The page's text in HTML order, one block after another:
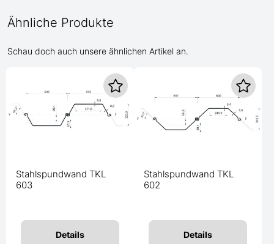
Ähnliche Produkte
Schau doch auch unsere ähnlichen Artikel an.
Stahlspundwand TKL
603
Details
Stahlspundwand TKL
602
Details